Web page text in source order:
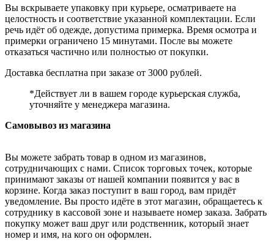
Вы вскрываете упаковку при курьере, осматриваете на
целостность и соответствие указанной комплектации. Если
речь идёт об одежде, допустима примерка. Время осмотра и
примерки ограничено 15 минутами. После вы можете
отказаться частично или полностью от покупки.
Доставка бесплатна при заказе от 3000 рублей.
*Действует ли в вашем городе курьерская служба,
уточняйте у менеджера магазина.
Самовывоз из магазина
Вы можете забрать товар в одном из магазинов,
сотрудничающих с нами. Список торговых точек, которые
принимают заказы от нашей компании появится у вас в
корзине. Когда заказ поступит в ваш город, вам придёт
уведомление. Вы просто идёте в этот магазин, обращаетесь к
сотруднику в кассовой зоне и называете номер заказа. Забрать
покупку может ваш друг или родственник, который знает
номер и имя, на кого он оформлен.